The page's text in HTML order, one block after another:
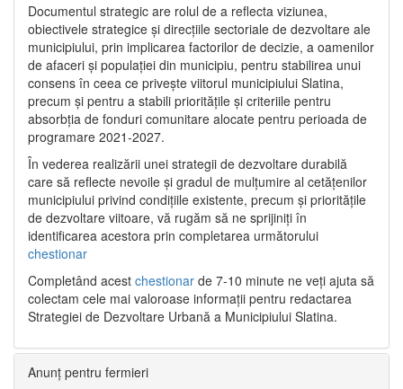
Documentul strategic are rolul de a reflecta viziunea,
obiectivele strategice și direcțiile sectoriale de dezvoltare ale
municipiului, prin implicarea factorilor de decizie, a oamenilor
de afaceri și populației din municipiu, pentru stabilirea unui
consens în ceea ce privește viitorul municipiului Slatina,
precum și pentru a stabili prioritățile și criteriile pentru
absorbția de fonduri comunitare alocate pentru perioada de
programare 2021-2027.
În vederea realizării unei strategii de dezvoltare durabilă
care să reflecte nevoile și gradul de mulțumire al cetățenilor
municipiului privind condițiile existente, precum și prioritățile
de dezvoltare viitoare, vă rugăm să ne sprijiniți în
identificarea acestora prin completarea următorului
chestionar
Completând acest chestionar de 7-10 minute ne veți ajuta să
colectam cele mai valoroase informații pentru redactarea
Strategiei de Dezvoltare Urbană a Municipiului Slatina.
Anunț pentru fermieri